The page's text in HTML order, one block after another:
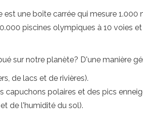
une boîte carrée qui mesure
piscines olympiques à 10 voies
sur notre planète? D'une manière
de lacs et de rivières).
capuchons polaires et des pics
de l'humidité du sol).